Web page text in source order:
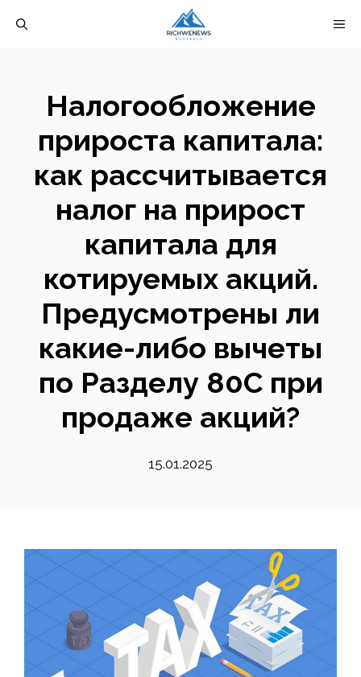
Налогообложение
прироста капитала:
как рассчитывается
налог на прирост
капитала для
котируемых акций.
Предусмотрены ли
какие-либо вычеты
по Разделу 80C при
продаже акций?
15.01.2025